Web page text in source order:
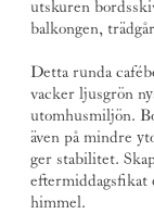
utskuren
balkongen,
Detta runda
vacker ljusgrön
utomhusmiljön.
även på mindre
ger stabilitet.
eftermiddagsfikat
himmel.